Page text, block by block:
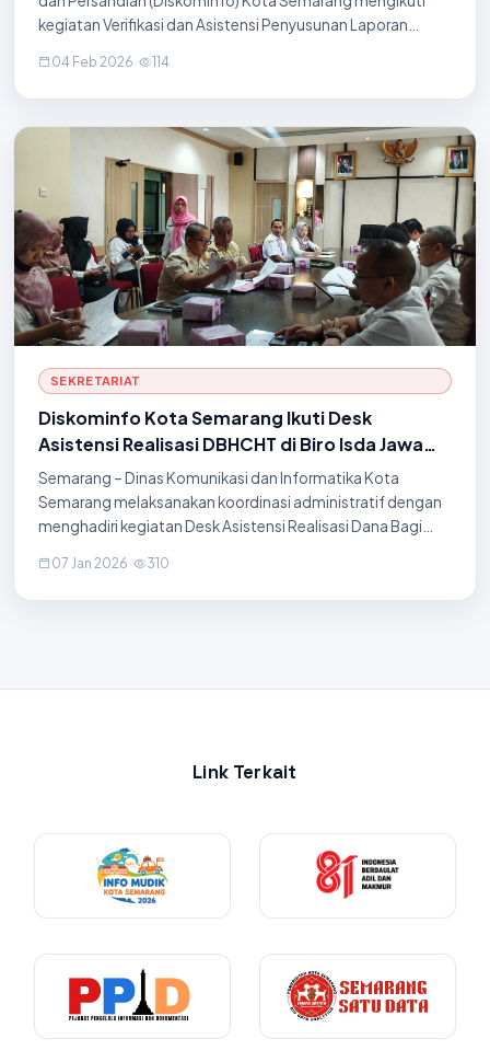
kegiatan Verifikasi dan Asistensi Penyusunan Laporan
Semarang Akhir Tahun Anggaran 2025 pada har
04 Feb 2026 · 114
SEKRETARIAT
Diskominfo Kota Semarang Ikuti Desk
Asistensi Realisasi DBHCHT di Biro Isda Jawa
Tengah
Semarang – Dinas Komunikasi dan Informatika Kota
Semarang melaksanakan koordinasi administratif dengan
menghadiri kegiatan Desk Asistensi Realisasi Dana Bagi
2025 pada hari Rabu, 7 Januari 2026. Kegiatan
07 Jan 2026 · 310
Link Terkait